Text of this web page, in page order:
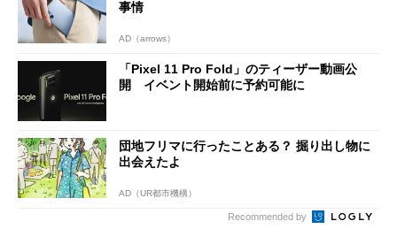
事情
AD（arrows）
「Pixel 11 Pro Fold」のティーザー動画公
開 イベント開始前に予約可能に
団地フリマに行ったことある？ 掘り出し物に
出会えたよ
AD（UR都市機構）
Recommended by